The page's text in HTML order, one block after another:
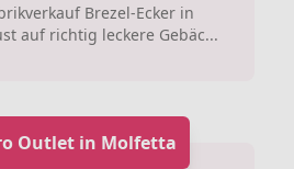
Brezel-Ecker in
auf richtig leckere Gebäc...
Outlet in Molfetta